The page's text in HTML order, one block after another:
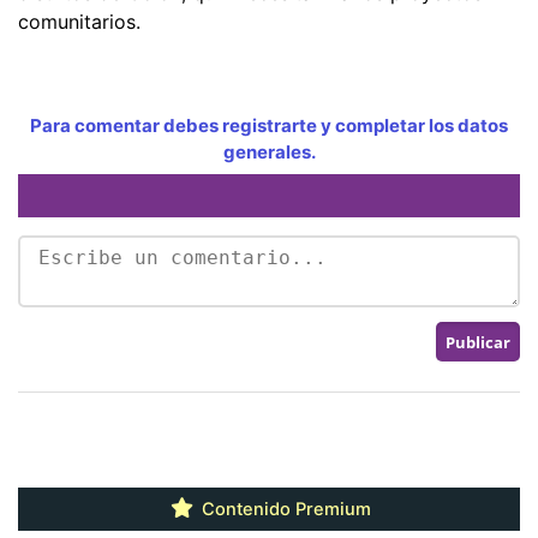
comunitarios.
Para comentar debes registrarte y completar los datos
generales.
Contenido Premium